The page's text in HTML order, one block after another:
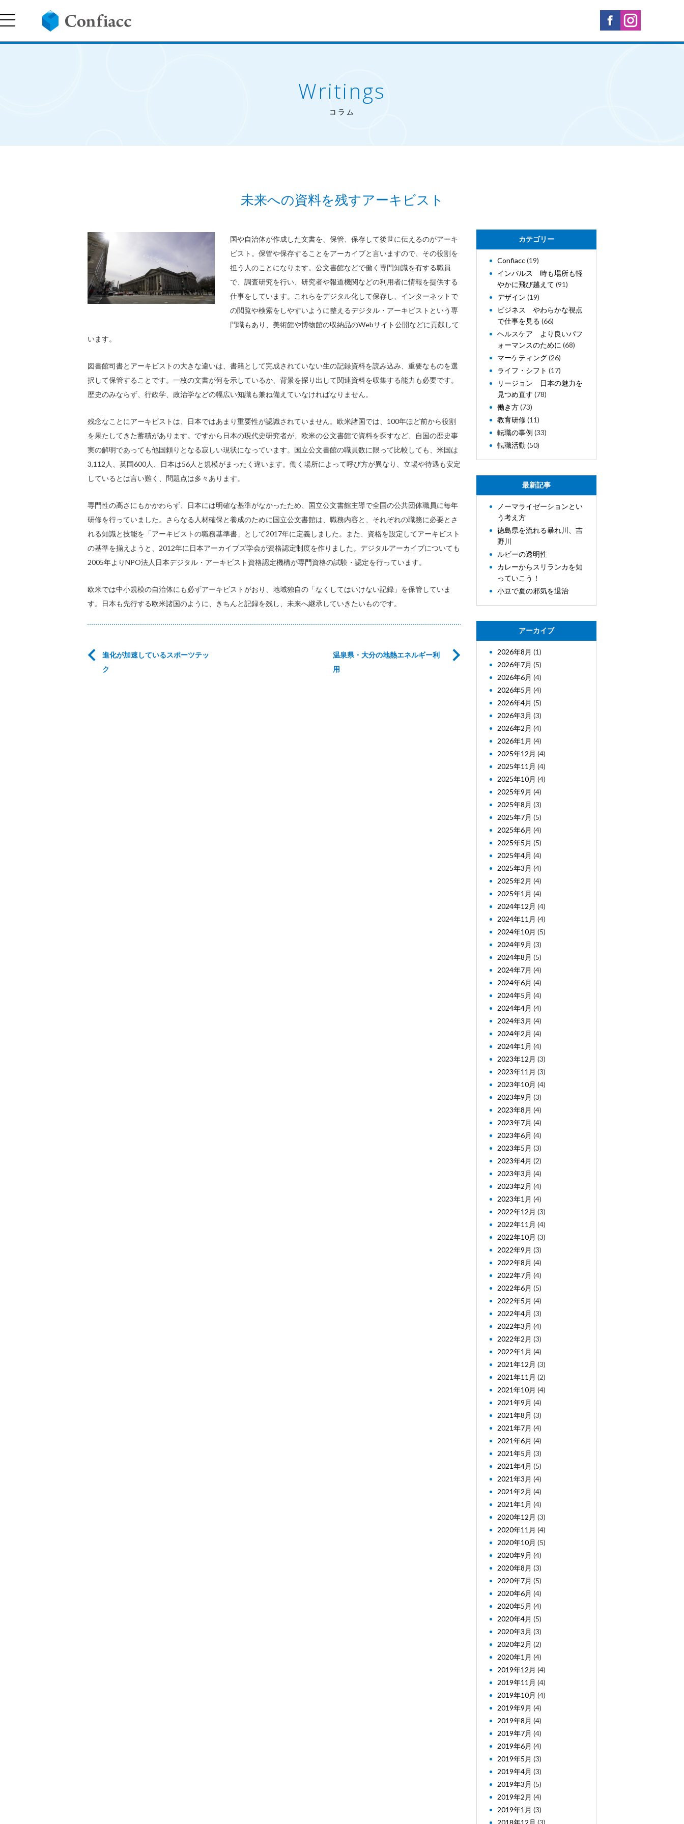
Writings
コラム
未来への資料を残すアーキビスト
国や自治体が作成した文書を、保管、保存して後世に伝えるのがアーキ
ビスト。保管や保存することをアーカイブと言いますので、その役割を
担う人のことになります。公文書館などで働く専門知識を有する職員
で、調査研究を行い、研究者や報道機関などの利用者に情報を提供する
仕事をしています。これらをデジタル化して保存し、インターネットで
の閲覧や検索をしやすいように整えるデジタル・アーキビストという専
門職もあり、美術館や博物館の収納品のWebサイト公開などに貢献して
います。
図書館司書とアーキビストの大きな違いは、書籍として完成されていない生の記録資料を読み込み、重要なものを選
択して保管することです。一枚の文書が何を示しているか、背景を探り出して関連資料を収集する能力も必要です。
歴史のみならず、行政学、政治学などの幅広い知識も兼ね備えていなければなりません。
残念なことにアーキビストは、日本ではあまり重要性が認識されていません。欧米諸国では、100年ほど前から役割
を果たしてきた蓄積があります。ですから日本の現代史研究者が、欧米の公文書館で資料を探すなど、自国の歴史事
実の解明であっても他国頼りとなる寂しい現状になっています。国立公文書館の職員数に限って比較しても、米国は
3,112人、英国600人、日本は56人と規模がまったく違います。働く場所によって呼び方が異なり、立場や待遇も安定
しているとは言い難く、問題点は多々あります。
専門性の高さにもかかわらず、日本には明確な基準がなかったため、国立公文書館主導で全国の公共団体職員に毎年
研修を行っていました。さらなる人材確保と養成のために国立公文書館は、職務内容と、それぞれの職務に必要とさ
れる知識と技能を「アーキビストの職務基準書」として2017年に定義しました。また、資格を設定してアーキビスト
の基準を揃えようと、2012年に日本アーカイブズ学会が資格認定制度を作りました。デジタルアーカイブについても
2005年よりNPO法人日本デジタル・アーキビスト資格認定機構が専門資格の試験・認定を行っています。
欧米では中小規模の自治体にも必ずアーキビストがおり、地域独自の「なくしてはいけない記録」を保管していま
す。日本も先行する欧米諸国のように、きちんと記録を残し、未来へ継承していきたいものです。
温泉県・大分の地熱エネルギー利
用
進化が加速しているスポーツテッ
ク
カテゴリー
Confiacc(19)
インパルス 時も場所も軽
やかに飛び越えて (91)
デザイン (19)
ビジネス やわらかな視点
で仕事を見る (66)
ヘルスケア より良いパフ
ォーマンスのために (68)
マーケティング(26)
ライフ・シフト (17)
リージョン 日本の魅力を
見つめ直す (78)
働き方(73)
教育研修(11)
転職の事例 (33)
転職活動 (50)
最新記事
ノーマライゼーションとい
う考え方
徳島県を流れる暴れ川、吉
野川
ルビーの透明性
カレーからスリランカを知
っていこう！
小豆で夏の邪気を退治
アーカイブ
2026年8月 (1)
2026年7月 (5)
2026年6月 (4)
2026年5月 (4)
2026年4月 (5)
2026年3月 (3)
2026年2月 (4)
2026年1月 (4)
2025年12月 (4)
2025年11月 (4)
2025年10月 (4)
2025年9月 (4)
2025年8月 (3)
2025年7月 (5)
2025年6月 (4)
2025年5月 (5)
2025年4月 (4)
2025年3月 (4)
2025年2月 (4)
2025年1月 (4)
2024年12月 (4)
2024年11月 (4)
2024年10月 (5)
2024年9月 (3)
2024年8月 (5)
2024年7月 (4)
2024年6月 (4)
2024年5月 (4)
2024年4月 (4)
2024年3月 (4)
2024年2月 (4)
2024年1月 (4)
2023年12月 (3)
2023年11月 (3)
2023年10月 (4)
2023年9月 (3)
2023年8月 (4)
2023年7月 (4)
2023年6月 (4)
2023年5月 (3)
2023年4月 (2)
2023年3月 (4)
2023年2月 (4)
2023年1月 (4)
2022年12月 (3)
2022年11月 (4)
2022年10月 (3)
2022年9月 (3)
2022年8月 (4)
2022年7月 (4)
2022年6月 (5)
2022年5月 (4)
2022年4月 (3)
2022年3月 (4)
2022年2月 (3)
2022年1月 (4)
2021年12月 (3)
2021年11月 (2)
2021年10月 (4)
2021年9月 (4)
2021年8月 (3)
2021年7月 (4)
2021年6月 (4)
2021年5月 (3)
2021年4月 (5)
2021年3月 (4)
2021年2月 (4)
2021年1月 (4)
2020年12月 (3)
2020年11月 (4)
2020年10月 (5)
2020年9月 (4)
2020年8月 (3)
2020年7月 (5)
2020年6月 (4)
2020年5月 (4)
2020年4月 (5)
2020年3月 (3)
2020年2月 (2)
2020年1月 (4)
2019年12月 (4)
2019年11月 (4)
2019年10月 (4)
2019年9月 (4)
2019年8月 (4)
2019年7月 (4)
2019年6月 (4)
2019年5月 (3)
2019年4月 (3)
2019年3月 (5)
2019年2月 (4)
2019年1月 (3)
2018年12月 (3)